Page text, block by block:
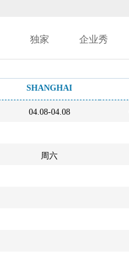
独家 企业秀
SHANGHAI
04.08-04.08
周六